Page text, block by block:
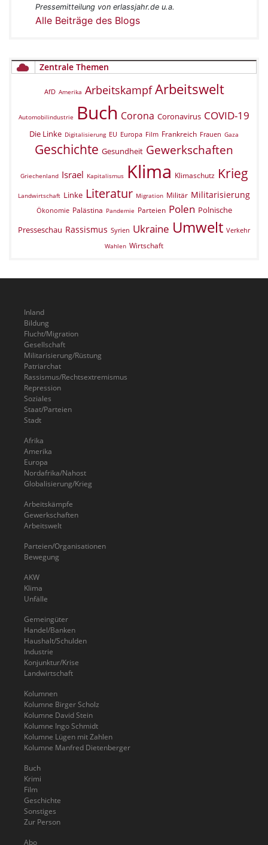
Pressemitteilung von erlassjahr.de u.a.
Alle Beiträge des Blogs
Zentrale Themen
AfD Amerika Arbeitskampf Arbeitswelt
Automobilindustrie Buch Corona Coronavirus COVID-19
Die Linke Digitalisierung EU Europa Film Frankreich Frauen Gaza
Geschichte Gesundheit Gewerkschaften
Griechenland Israel Kapitalismus Klima Klimaschutz Krieg
Landwirtschaft Linke Literatur Migration Militär Militarisierung
Ökonomie Palästina Pandemie Parteien Polen Polnische
Presseschau Rassismus Syrien Ukraine Umwelt Verkehr
Wahlen Wirtschaft
Inland
Bildung
Flucht/Migration
Gesellschaft
Militarisierung/Rüstung
Patriarchat
Rassismus/Rechtsextremismus
Repression
Soziales
Staat/Parteien
Stadt
Afrika
Amerika
Europa
Nordafrika/Nahost
Globalisierung/Krieg
Arbeitskämpfe
Gewerkschaften
Arbeitswelt
Parteien/Organisationen
Bewegung
AKW
Klima
Unfälle
Gemeingüter
Handel/Banken
Haushalt/Schulden
Industrie
Konjunktur/Krise
Landwirtschaft
Kolumnen
Kolumne Birger Scholz
Kolumne David Stein
Kolumne Ingo Schmidt
Kolumne Lügen mit Zahlen
Kolumne Manfred Dietenberger
Buch
Krimi
Film
Geschichte
Sonstiges
Zur Person
Abo